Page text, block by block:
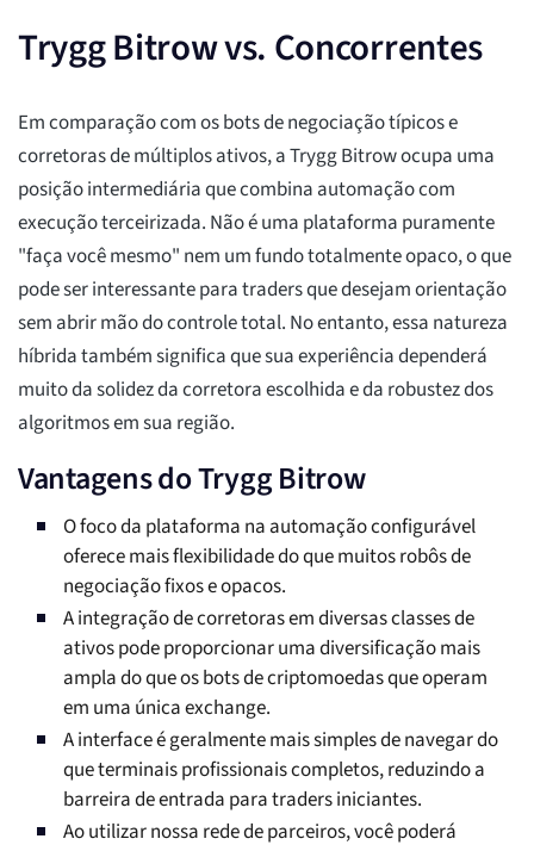
Trygg Bitrow vs. Concorrentes
Em comparação com os bots de negociação típicos e
corretoras de múltiplos ativos, a Trygg Bitrow ocupa uma
posição intermediária que combina automação com
execução terceirizada. Não é uma plataforma puramente
"faça você mesmo" nem um fundo totalmente opaco, o que
pode ser interessante para traders que desejam orientação
sem abrir mão do controle total. No entanto, essa natureza
híbrida também significa que sua experiência dependerá
muito da solidez da corretora escolhida e da robustez dos
algoritmos em sua região.
Vantagens do Trygg Bitrow
O foco da plataforma na automação configurável
oferece mais flexibilidade do que muitos robôs de
negociação fixos e opacos.
A integração de corretoras em diversas classes de
ativos pode proporcionar uma diversificação mais
ampla do que os bots de criptomoedas que operam
em uma única exchange.
A interface é geralmente mais simples de navegar do
que terminais profissionais completos, reduzindo a
barreira de entrada para traders iniciantes.
Ao utilizar nossa rede de parceiros, você poderá